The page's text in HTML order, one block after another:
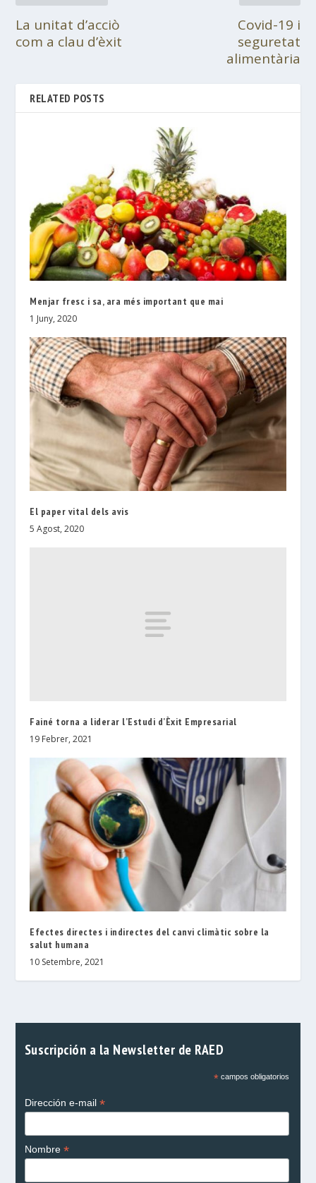
La unitat d’acciò
com a clau d’èxit
Covid-19 i
seguretat
alimentària
RELATED POSTS
Menjar fresc i sa, ara més important que mai
1 Juny, 2020
El paper vital dels avis
5 Agost, 2020
Fainé torna a liderar l’Estudi d’Èxit Empresarial
19 Febrer, 2021
Efectes directes i indirectes del canvi climàtic sobre la
salut humana
10 Setembre, 2021
Suscripción a la Newsletter de RAED
*campos obligatorios
Dirección e-mail *
Nombre *